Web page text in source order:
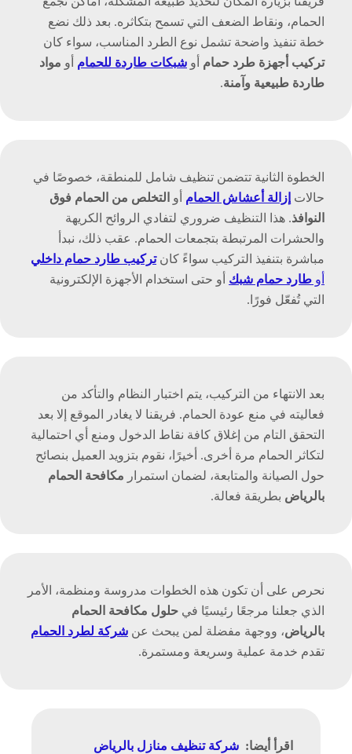
الحمام، ونقاط الضعف التي تسمح بتكاثره. بعد ذلك نضع
خطة تنفيذ واضحة تشمل نوع الطرد المناسب، سواء كان
تركيب أجهزة طرد حمام أو شبكات طاردة للحمام أو مواد
طاردة طبيعية وآمنة.
الخطوة الثانية تتضمن تنظيف شامل للمنطقة، خصوصًا في
حالات إزالة أعشاش الحمام أو التخلص من الحمام فوق
النوافذ. هذا التنظيف ضروري لتفادي الروائح الكريهة
والحشرات المرتبطة بتجمعات الحمام. عقب ذلك، نبدأ
مباشرة بتنفيذ التركيب سواءً كانتركيب طارد حمام داخلي
أو طارد حمام شبك أو حتى استخدام الأجهزة الإلكترونية
التي تُفعّل فورًا.
بعد الانتهاء من التركيب، يتم اختبار النظام والتأكد من
فعاليته في منع عودة الحمام. فريقنا لا يغادر الموقع إلا بعد
التحقق التام من إغلاق كافة نقاط الدخول ومنع أي احتمالية
لتكاثر الحمام مرة أخرى. أخيرًا، نقوم بتزويد العميل بنصائح
حول الصيانة والمتابعة، لضمان استمرار مكافحة الحمام
بالرياض بطريقة فعالة.
نحرص على أن تكون هذه الخطوات مدروسة ومنظمة، الأمر
الذي جعلنا مرجعًا رئيسيًا في حلول مكافحة الحمام
بالرياض، ووجهة مفضلة لمن يبحث عن شركة لطرد الحمام
تقدم خدمة عملية وسريعة ومستمرة.
اقرأ أيضا: شركة تنظيف منازل بالرياض